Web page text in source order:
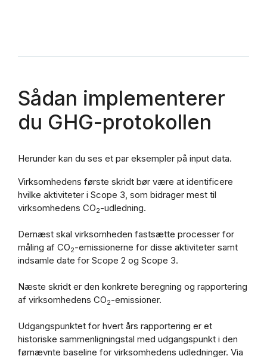
Sådan implementerer
du GHG-protokollen
Herunder kan du ses et par eksempler på input data.
Virksomhedens første skridt bør være at identificere
hvilke aktiviteter i Scope 3, som bidrager mest til
virksomhedens CO2-udledning.
Dernæst skal virksomheden fastsætte processer for
måling af CO2-emissionerne for disse aktiviteter samt
indsamle date for Scope 2 og Scope 3.
Næste skridt er den konkrete beregning og rapportering
af virksomhedens CO2-emissioner.
Udgangspunktet for hvert års rapportering er et
historiske sammenligningstal med udgangspunkt i den
førnævnte baseline for virksomhedens udledninger. Via